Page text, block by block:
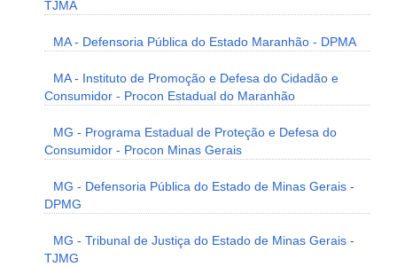
TJMA
MA - Defensoria Pública do Estado Maranhão - DPMA
MA - Instituto de Promoção e Defesa do Cidadão e
Consumidor - Procon Estadual do Maranhão
MG - Programa Estadual de Proteção e Defesa do
Consumidor - Procon Minas Gerais
MG - Defensoria Pública do Estado de Minas Gerais -
DPMG
MG - Tribunal de Justiça do Estado de Minas Gerais -
TJMG